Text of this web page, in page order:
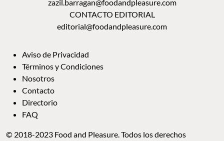
zazil.barragan@foodandpleasure.com
CONTACTO EDITORIAL
editorial@foodandpleasure.com
Aviso de Privacidad
Términos y Condiciones
Nosotros
Contacto
Directorio
FAQ
© 2018-2023 Food and Pleasure. Todos los derechos